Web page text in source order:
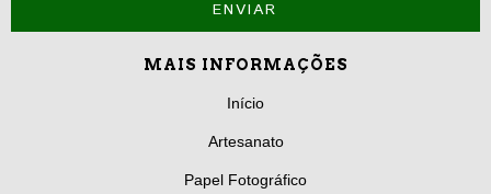
MAIS INFORMAÇÕES
Início
Artesanato
Papel Fotográfico